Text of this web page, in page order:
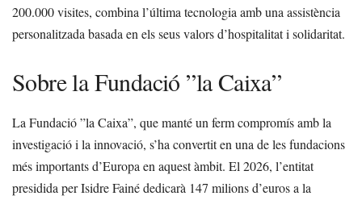
200.000 visites, combina l’última tecnologia amb una assistència
personalitzada basada en els seus valors d’hospitalitat i solidaritat.
Sobre la Fundació ”la Caixa”
La Fundació ”la Caixa”, que manté un ferm compromís amb la
investigació i la innovació, s’ha convertit en una de les fundacions
més importants d’Europa en aquest àmbit. El 2026, l’entitat
presidida per Isidre Fainé dedicarà 147 milions d’euros a la